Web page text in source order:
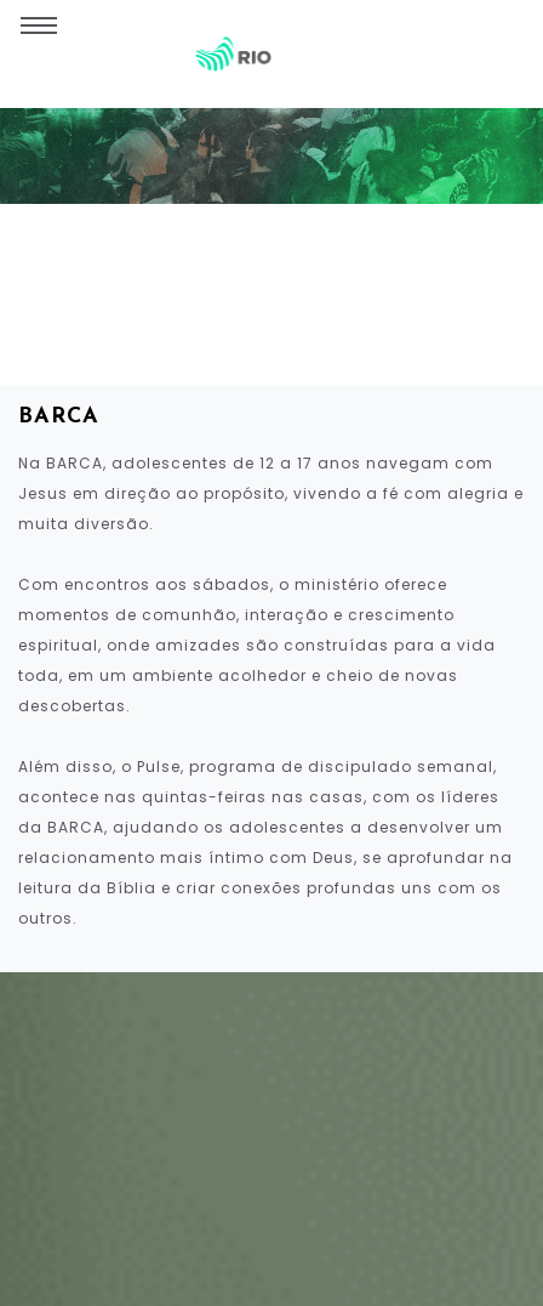
BARCA
Na BARCA, adolescentes de 12 a 17 anos navegam com
Jesus em direção ao propósito, vivendo a fé com alegria e
muita diversão.
Com encontros aos sábados, o ministério oferece
momentos de comunhão, interação e crescimento
espiritual, onde amizades são construídas para a vida
toda, em um ambiente acolhedor e cheio de novas
descobertas.
Além disso, o Pulse, programa de discipulado semanal,
acontece nas quintas-feiras nas casas, com os líderes
da BARCA, ajudando os adolescentes a desenvolver um
relacionamento mais íntimo com Deus, se aprofundar na
leitura da Bíblia e criar conexões profundas uns com os
outros.